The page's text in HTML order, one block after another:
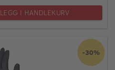
LEGG I HANDLEKURV
-30%